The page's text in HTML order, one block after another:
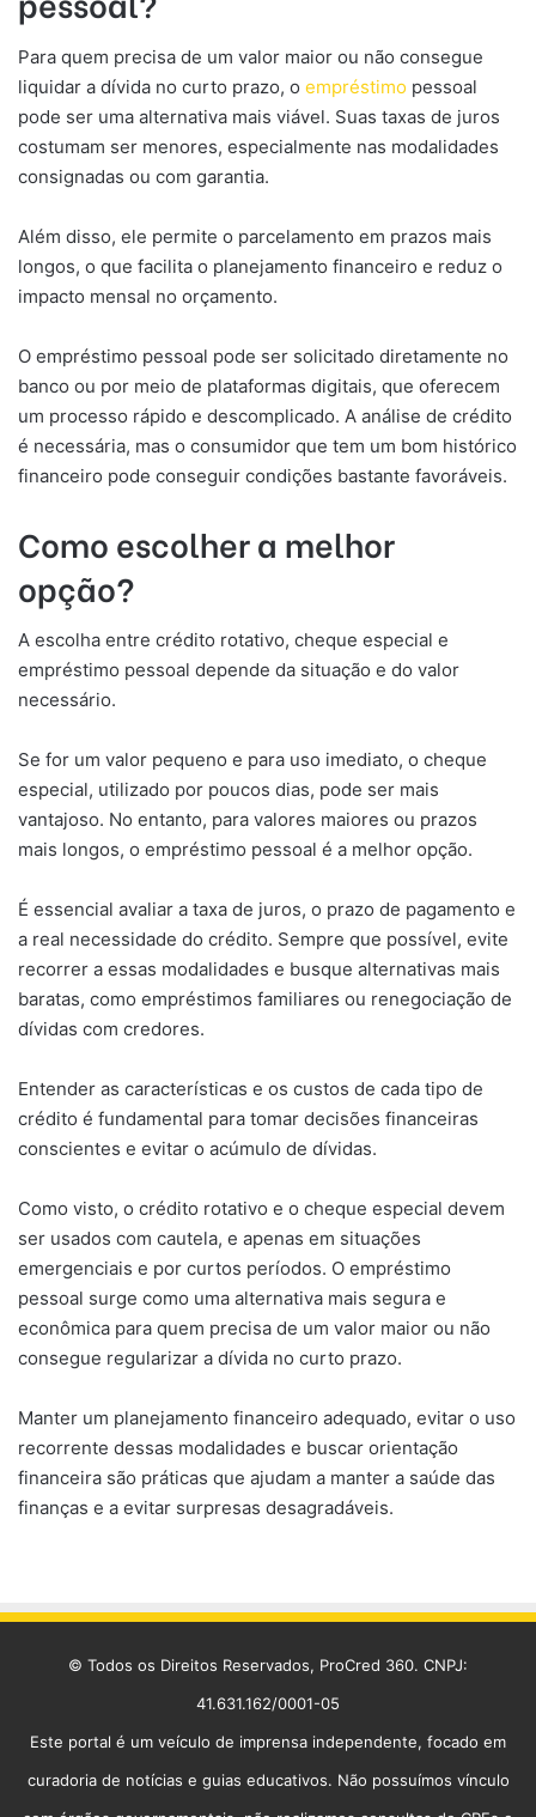
Para quem precisa de um valor maior ou não consegue
liquidar a dívida no curto prazo, o empréstimo pessoal
pode ser uma alternativa mais viável. Suas taxas de juros
costumam ser menores, especialmente nas modalidades
consignadas ou com garantia.
Além disso, ele permite o parcelamento em prazos mais
longos, o que facilita o planejamento financeiro e reduz o
impacto mensal no orçamento.
O empréstimo pessoal pode ser solicitado diretamente no
banco ou por meio de plataformas digitais, que oferecem
um processo rápido e descomplicado. A análise de crédito
é necessária, mas o consumidor que tem um bom histórico
financeiro pode conseguir condições bastante favoráveis.
Como escolher a melhor
opção?
A escolha entre crédito rotativo, cheque especial e
empréstimo pessoal depende da situação e do valor
necessário.
Se for um valor pequeno e para uso imediato, o cheque
especial, utilizado por poucos dias, pode ser mais
vantajoso. No entanto, para valores maiores ou prazos
mais longos, o empréstimo pessoal é a melhor opção.
É essencial avaliar a taxa de juros, o prazo de pagamento e
a real necessidade do crédito. Sempre que possível, evite
recorrer a essas modalidades e busque alternativas mais
baratas, como empréstimos familiares ou renegociação de
dívidas com credores.
Entender as características e os custos de cada tipo de
crédito é fundamental para tomar decisões financeiras
conscientes e evitar o acúmulo de dívidas.
Como visto, o crédito rotativo e o cheque especial devem
ser usados com cautela, e apenas em situações
emergenciais e por curtos períodos. O empréstimo
pessoal surge como uma alternativa mais segura e
econômica para quem precisa de um valor maior ou não
consegue regularizar a dívida no curto prazo.
Manter um planejamento financeiro adequado, evitar o uso
recorrente dessas modalidades e buscar orientação
financeira são práticas que ajudam a manter a saúde das
finanças e a evitar surpresas desagradáveis.
© Todos os Direitos Reservados, ProCred 360. CNPJ:
41.631.162/0001-05
Este portal é um veículo de imprensa independente, focado em
curadoria de notícias e guias educativos. Não possuímos vínculo